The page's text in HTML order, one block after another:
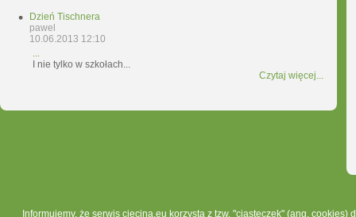
Dzień Tischnera
pawel
10.06.2013 12:10
...
I nie tylko w szkołach...
Czytaj więcej...
Informujemy, że serwis ciecina.eu korzysta z tzw. "ciasteczek" (ang.